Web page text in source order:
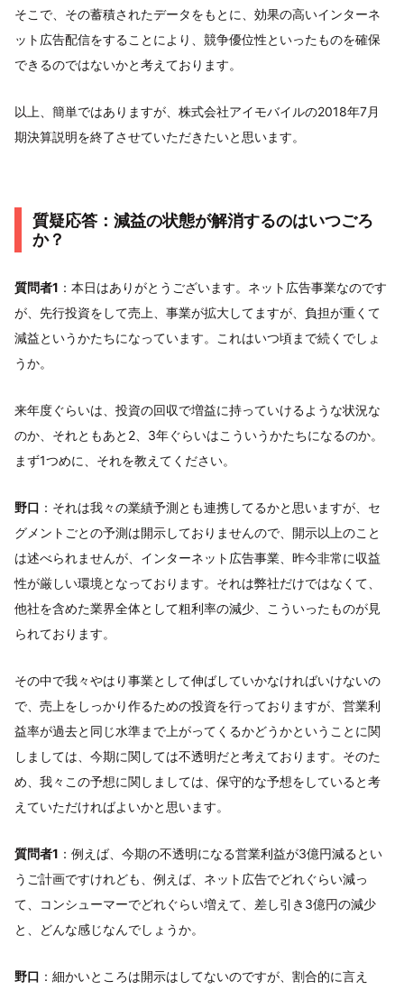
そこで、その蓄積されたデータをもとに、効果の高いインターネ
ット広告配信をすることにより、競争優位性といったものを確保
できるのではないかと考えております。
以上、簡単ではありますが、株式会社アイモバイルの2018年7月
期決算説明を終了させていただきたいと思います。
質疑応答：減益の状態が解消するのはいつごろ
か？
質問者1 ：本日はありがとうございます。ネット広告事業なのです
が、先行投資をして売上、事業が拡大してますが、負担が重くて
減益というかたちになっています。これはいつ頃まで続くでしょ
うか。
来年度ぐらいは、投資の回収で増益に持っていけるような状況な
のか、それともあと2、3年ぐらいはこういうかたちになるのか。
まず1つめに、それを教えてください。
野口 ：それは我々の業績予測とも連携してるかと思いますが、セ
グメントごとの予測は開示しておりませんので、開示以上のこと
は述べられませんが、インターネット広告事業、昨今非常に収益
性が厳しい環境となっております。それは弊社だけではなくて、
他社を含めた業界全体として粗利率の減少、こういったものが見
られております。
その中で我々やはり事業として伸ばしていかなければいけないの
で、売上をしっかり作るための投資を行っておりますが、営業利
益率が過去と同じ水準まで上がってくるかどうかということに関
しましては、今期に関しては不透明だと考えております。そのた
め、我々この予想に関しましては、保守的な予想をしていると考
えていただければよいかと思います。
質問者1 ：例えば、今期の不透明になる営業利益が3億円減るとい
うご計画ですけれども、例えば、ネット広告でどれぐらい減っ
て、コンシューマーでどれぐらい増えて、差し引き3億円の減少
と、どんな感じなんでしょうか。
野口 ：細かいところは開示はしてないのですが、割合的に言え